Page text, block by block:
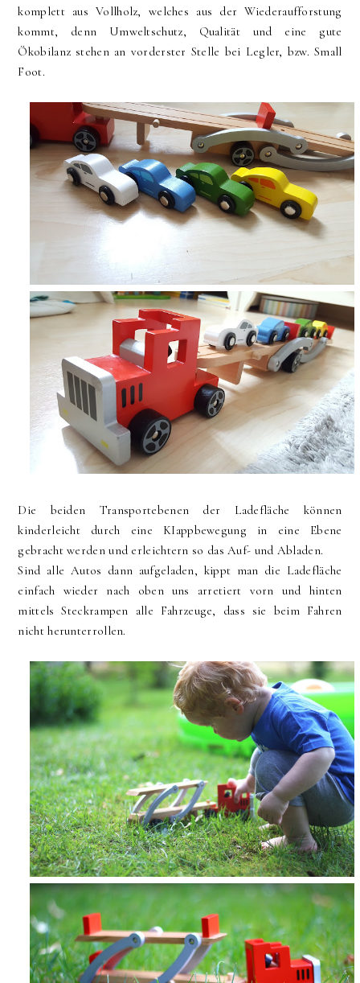
komplett aus Vollholz, welches aus der Wiederaufforstung
kommt, denn Umweltschutz, Qualität und eine gute
Ökobilanz stehen an vorderster Stelle bei Legler, bzw. Small
Foot.
Die beiden Transportebenen der Ladefläche können
kinderleicht durch eine KIappbewegung in eine Ebene
gebracht werden und erleichtern so das Auf- und Abladen.
Sind alle Autos dann aufgeladen, kippt man die Ladefläche
einfach wieder nach oben uns arretiert vorn und hinten
mittels Steckrampen alle Fahrzeuge, dass sie beim Fahren
nicht herunterrollen.